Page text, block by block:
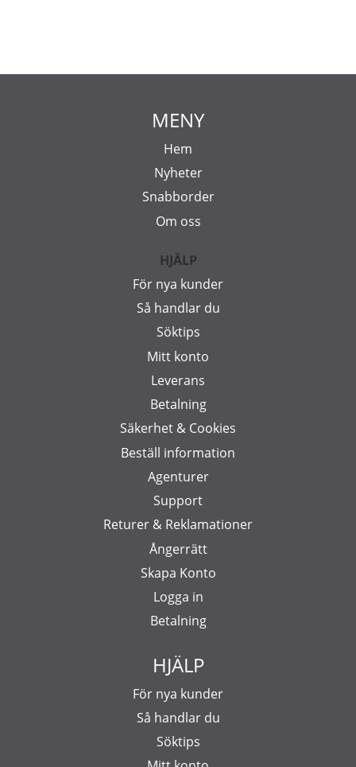
MENY
Hem
Nyheter
Snabborder
Om oss
HJÄLP
För nya kunder
Så handlar du
Söktips
Mitt konto
Leverans
Betalning
Säkerhet & Cookies
Beställ information
Agenturer
Support
Returer & Reklamationer
Ångerrätt
Skapa Konto
Logga in
Betalning
HJÄLP
För nya kunder
Så handlar du
Söktips